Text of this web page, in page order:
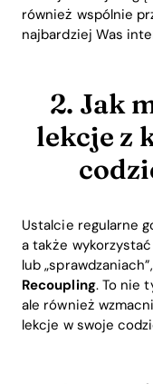
również wspólnie
najbardziej Was
2. Jak
lekcje z
Ustalcie regularne
a także
lub
Recoupling. To nie
ale również
lekcje w swoje